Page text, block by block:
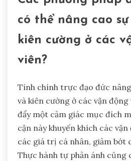
có thể nâng cao
kiên cường ở các
viên?
Tính chính trực đạo đức
và kiên cường ở các vận
đẩy một cảm giác mục đích
cận này khuyến khích các
các giá trị cá nhân, giảm bớt
Thực hành tự phản ánh củng